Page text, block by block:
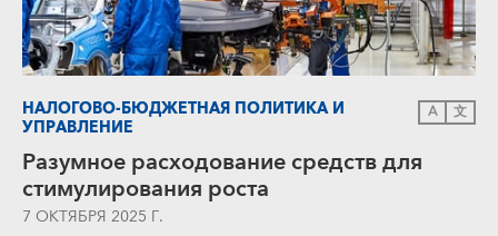
НАЛОГОВО-БЮДЖЕТНАЯ ПОЛИТИКА И
УПРАВЛЕНИЕ
A 文
Разумное расходование средств для
стимулирования роста
7 ОКТЯБРЯ 2025 Г.